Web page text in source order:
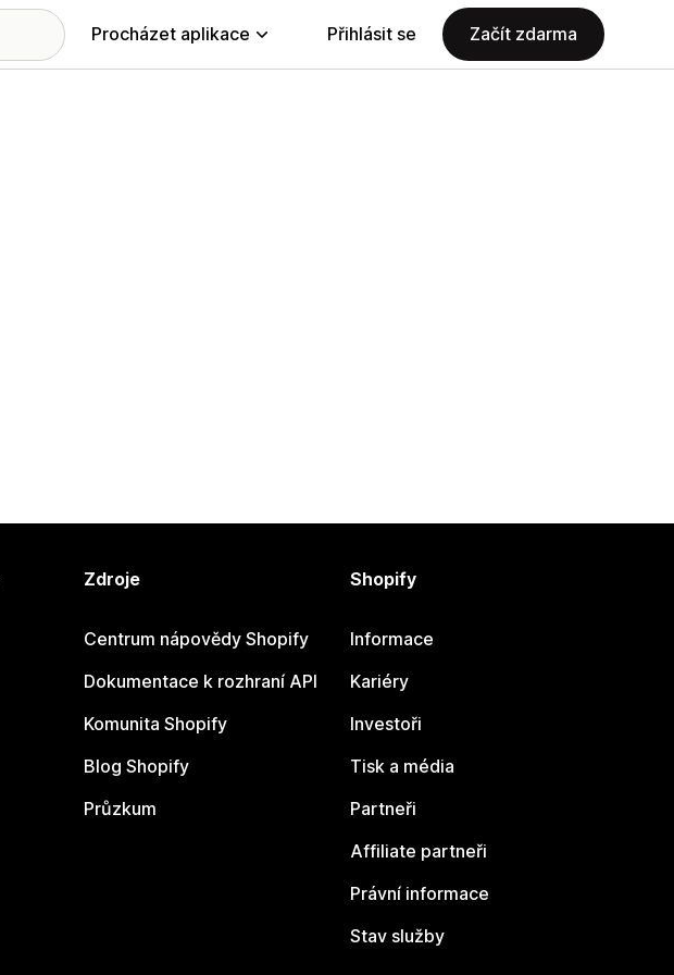
Procházet aplikace Přihlásit se Začít zdarma
Zdroje
Centrum nápovědy Shopify
Dokumentace k rozhraní API
Komunita Shopify
Blog Shopify
Průzkum
Shopify
Informace
Kariéry
Investoři
Tisk a média
Partneři
Affiliate partneři
Právní informace
Stav služby